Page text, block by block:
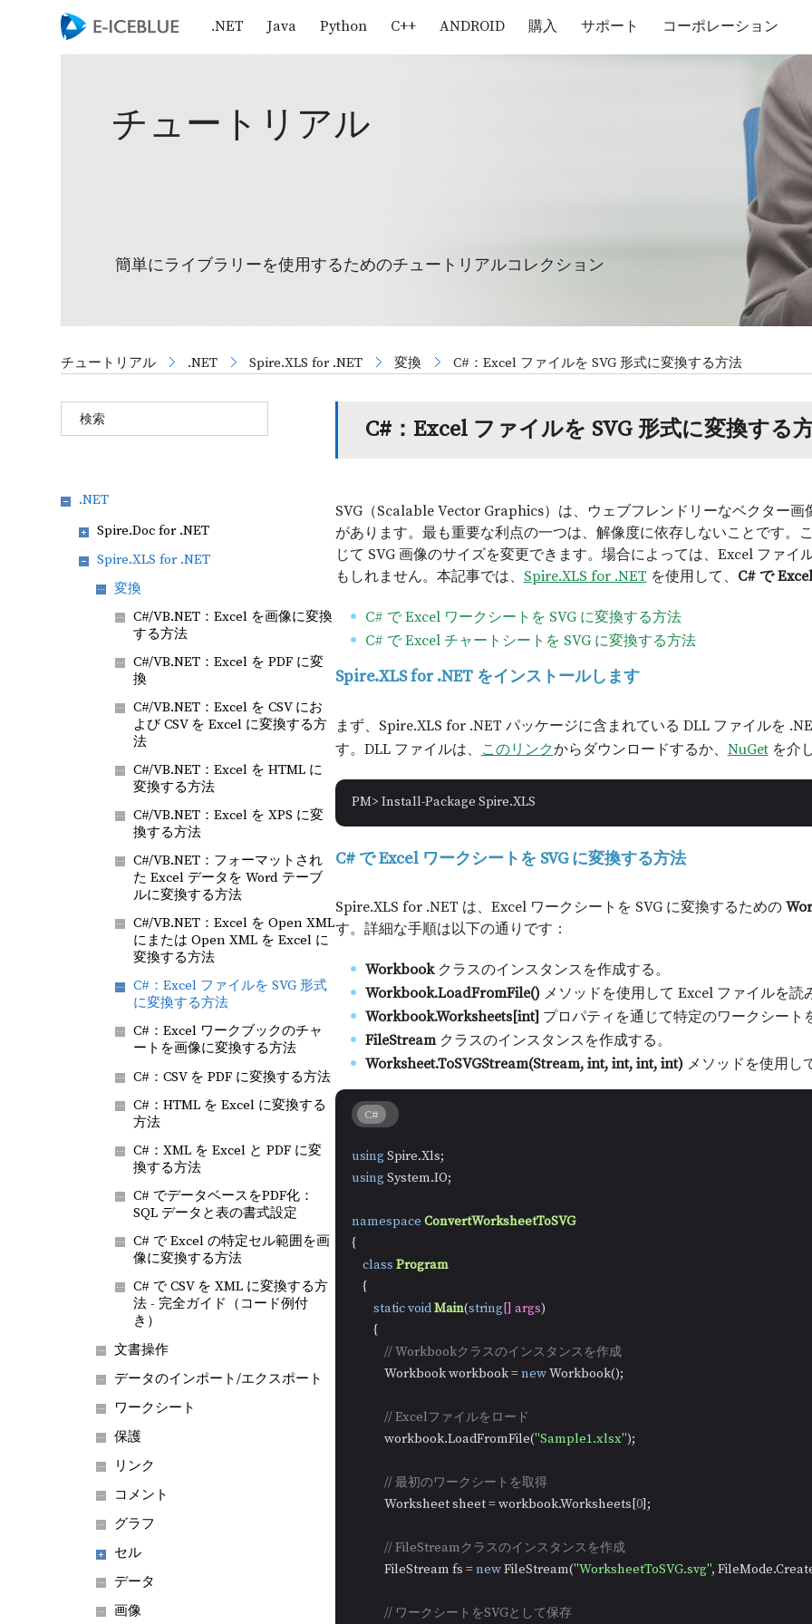
.NET Java Python C++ ANDROID 購入 サポート コーポレーション
チュートリアル
簡単にライブラリーを使用するためのチュートリアルコレクション
チュートリアル .NET Spire.XLS for .NET 変換 C#：Excel ファイルを SVG 形式に変換する方法
C#：Excel ファイルを SVG 形式に変換する
SVG（Scalable Vector Graphics）は、ウェブフレンドリーなベクター
があります。最も重要な利点の一つは、解像度に依存しないことです。
じて SVG 画像のサイズを変更できます。場合によっては、Excel ファ
もしれません。本記事では、 Spire.XLS for .NET を使用して、 C# で
C# で Excel ワークシートを SVG に変換する方法
C# で Excel チャートシートを SVG に変換する方法
Spire.XLS for .NET をインストールします
まず、Spire.XLS for .NET パッケージに含まれている DLL ファイルを
す。DLL ファイルは、
このリンクからダウンロードするか、 NuGetを介
PM> Install-Package Spire.XLS
C# で Excel ワークシートを SVG に変換する方法
Spire.XLS for .NET は、Excel ワークシートを SVG に変換するための
す。詳細な手順は以下の通りです：
Workbookクラスのインスタンスを作成する。
Workbook.LoadFromFile()メソッドを使用して Excel ファイルを読
Workbook.Worksheets[int] プロパティを通じて特定のワークシー
FileStreamクラスのインスタンスを作成する。
Worksheet.ToSVGStream(Stream, int, int, int, int)メソッドを使用し
C#
using
using System.IO;
namespace ConvertWorksheetToSVG
{
class Program
    {
staticvoidMain(string[] args)
        {
// Workbookクラスのインスタンスを作成
            Workbook workbook =
new Workbook();
// Excelファイルをロード
            workbook.LoadFromFile(
"Sample1.xlsx");
// 最初のワークシートを取得
            Worksheet sheet = workbook.Worksheets[
0];
// FileStreamクラスのインスタンスを作成
            FileStream fs =
new FileStream("WorksheetToSVG.svg",
// ワークシートをSVGとして保存
.NET
Spire.Doc for .NET
Spire.XLS for .NET
変換
C#/VB.NET：Excel を画像に変換
する方法
C#/VB.NET：Excel を PDF に変
換
C#/VB.NET：Excel を CSV にお
よび CSV を Excel に変換する方
法
C#/VB.NET：Excel を HTML に
変換する方法
C#/VB.NET：Excel を XPS に変
換する方法
C#/VB.NET：フォーマットされ
た Excel データを Word テーブ
ルに変換する方法
C#/VB.NET：Excel を Open XML
にまたは Open XML を Excel に
変換する方法
C#：Excel ファイルを SVG 形式
に変換する方法
C#：Excel ワークブックのチャ
ートを画像に変換する方法
C#：CSV を PDF に変換する方法
C#：HTML を Excel に変換する
方法
C#：XML を Excel と PDF に変
換する方法
C# でデータベースをPDF化：
SQL データと表の書式設定
C# で Excel の特定セル範囲を画
像に変換する方法
C# で CSV を XML に変換する方
法 - 完全ガイド（コード例付
き）
文書操作
データのインポート/エクスポート
ワークシート
保護
リンク
コメント
グラフ
セル
データ
画像